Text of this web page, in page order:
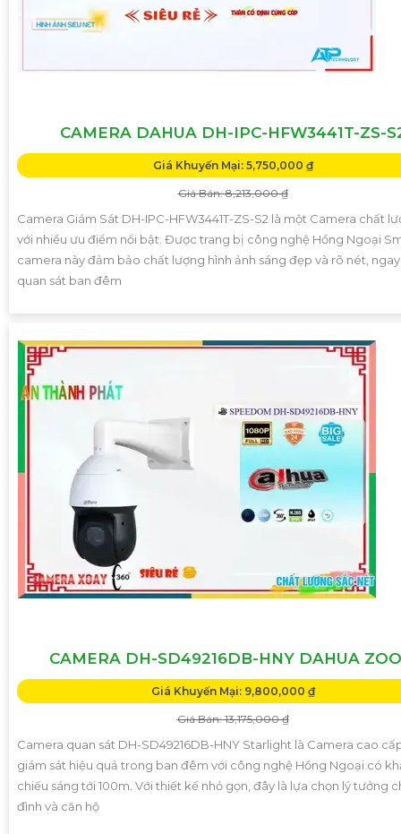
CAMERA DAHUA DH-IPC-HFW3441T-ZS-
Giá Khuyến Mại: 5,750,000 ₫
Giá Bán: 8,213,000 ₫
Camera Giám Sát DH-IPC-HFW3441T-ZS-S2 là một Camera chất
với nhiều ưu điểm nổi bật. Được trang bị công nghệ Hồng Ngoại
camera này đảm bảo chất lượng hình ảnh sáng đẹp và rõ nét,
quan sát ban đêm
CAMERA DH-SD49216DB-HNY DAHUA
Giá Khuyến Mại: 9,800,000 ₫
Giá Bán: 13,175,000 ₫
Camera quan sát DH-SD49216DB-HNY Starlight là Camera cao
giám sát hiệu quả trong ban đêm với công nghệ Hồng Ngoại có
chiếu sáng tới 100m. Với thiết kế nhỏ gọn, đây là lựa chọn lý tưởng
đình và căn hộ